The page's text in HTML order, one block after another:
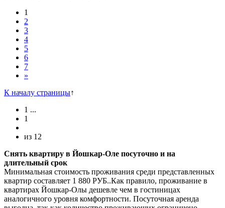
1
2
3
4
5
6
7
»
К началу страницы↑
1 ...
1
из 12
Снять квартиру в Йошкар-Оле посуточно и на
длительный срок
Минимальная стоимость проживания среди представленных
квартир составляет 1 880 РУБ..Как правило, проживание в
квартирах Йошкар-Олы дешевле чем в гостиницах
аналогичного уровня комфортности. Посуточная аренда